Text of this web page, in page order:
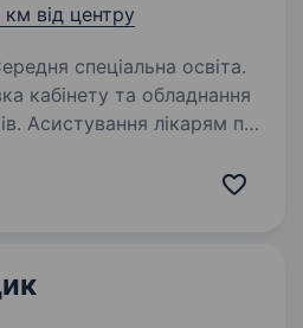
км від центру
спеціальна освіта.
під